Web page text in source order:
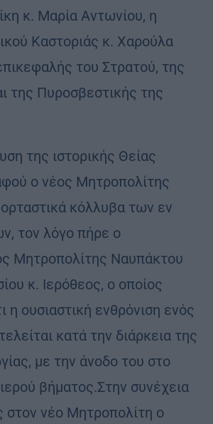
κ. Μαρία Αντωνίου, η
Καστοριάς κ. Χαρούλα
του Στρατού, της
της Πυροσβεστικής της
της ιστορικής Θείας
ο νέος Μητροπολίτης
κόλλυβα των εν
τον λόγο πήρε ο
Μητροπολίτης Ναυπάκτου
κ. Ιερόθεος, ο οποίος
η ουσιαστική ενθρόνιση ενός
κατά την διάρκεια της
με την άνοδο του στο
βήματος.Στην συνέχεια
στον νέο Μητροπολίτη ο